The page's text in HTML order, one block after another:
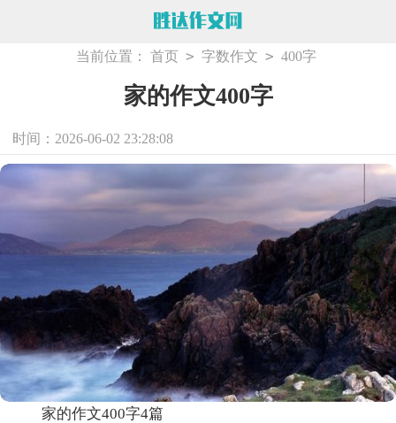
当前位置： 首页 > 字数作文 > 400字
家的作文400字
时间：2026-06-02 23:28:08
家的作文400字4篇